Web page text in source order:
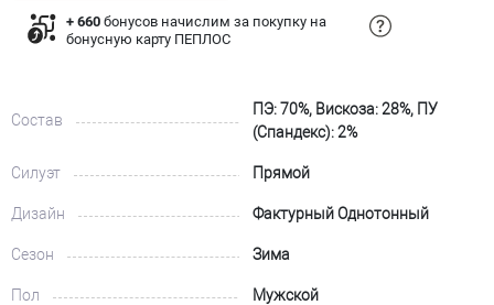
+ 660 бонусов начислим за покупку на
бонусную карту ПЕПЛОС
Состав
ПЭ: 70%, Вискоза: 28%, ПУ
(Спандекс): 2%
Силуэт Прямой
Дизайн Фактурный Однотонный
Сезон Зима
Пол Мужской